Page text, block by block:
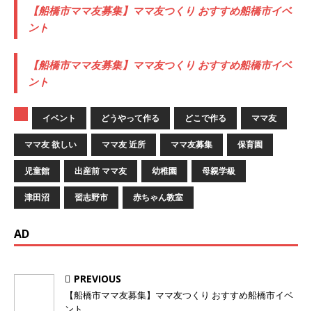
【船橋市ママ友募集】ママ友つくり おすすめ船橋市イベ
ント
【船橋市ママ友募集】ママ友つくり おすすめ船橋市イベ
ント
イベント どうやって作る どこで作る ママ友
ママ友 欲しい ママ友 近所 ママ友募集 保育園
児童館 出産前 ママ友 幼稚園 母親学級
津田沼 習志野市 赤ちゃん教室
AD
PREVIOUS
【船橋市ママ友募集】ママ友つくり おすすめ船橋市イベ